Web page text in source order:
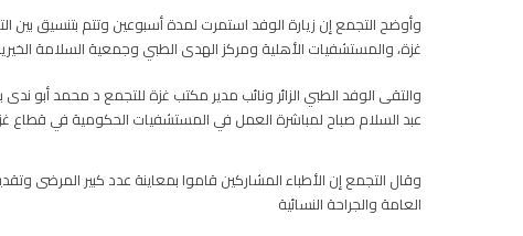
وأوضح التجمع إن زيارة الوفد استمرت لمدة أسبوعين وتتم بتنسيق
غزة، والمستشفيات الأهلية ومركز الهدى الطبي وجمعية السلامة
والتقى الوفد الطبي الزائر ونائب مدير مكتب غزة للتجمع د محمد أبو
عبد السلام صباح لمباشرة العمل في المستشفيات الحكومية في قطاع
وقال التجمع إن الأطباء المشاركين قاموا بمعاينة عدد كبير المرضى
العامة والجراحة النسائية